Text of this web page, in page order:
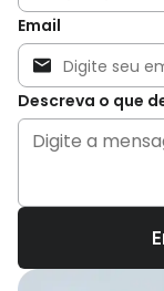
Email
Descreva o que